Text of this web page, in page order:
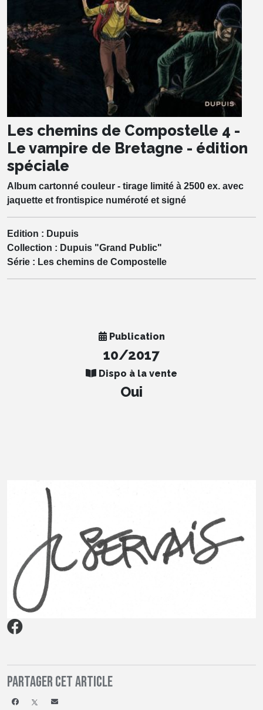
Les chemins de Compostelle 4 -
Le vampire de Bretagne - édition
spéciale
Album cartonné couleur - tirage limité à 2500 ex. avec
jaquette et frontispice numéroté et signé
Edition : Dupuis
Collection : Dupuis "Grand Public"
Série : Les chemins de Compostelle
Publication
10/2017
Dispo à la vente
Oui
Partager cet article